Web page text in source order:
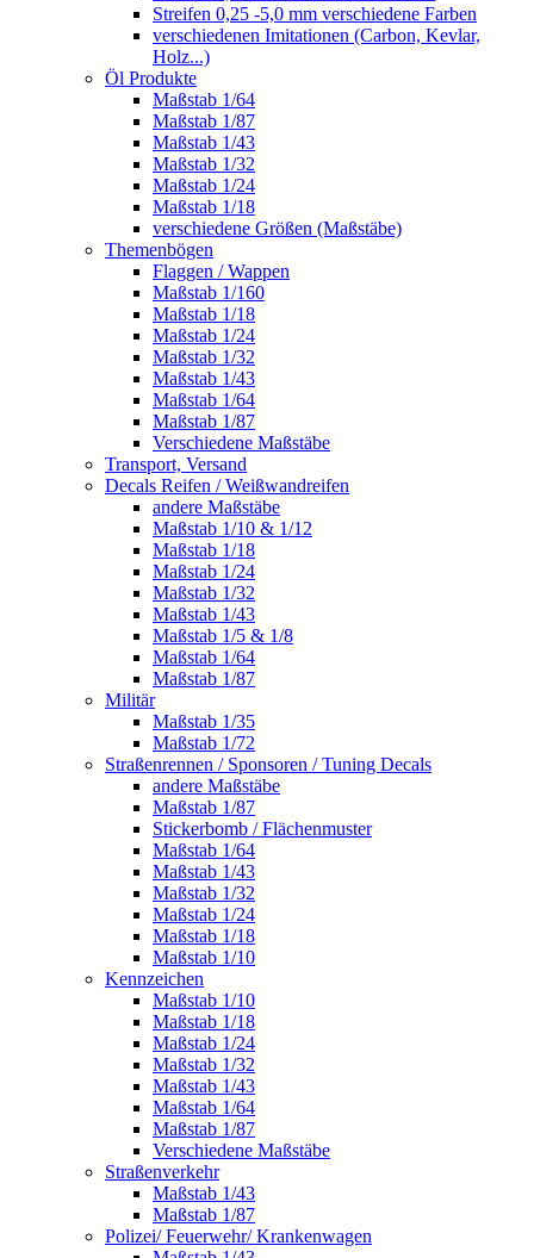
Streifen 0,25 -5,0 mm verschiedene Farben
verschiedenen Imitationen (Carbon, Kevlar,
Holz...)
Öl Produkte
Maßstab 1/64
Maßstab 1/87
Maßstab 1/43
Maßstab 1/32
Maßstab 1/24
Maßstab 1/18
verschiedene Größen (Maßstäbe)
Themenbögen
Flaggen / Wappen
Maßstab 1/160
Maßstab 1/18
Maßstab 1/24
Maßstab 1/32
Maßstab 1/43
Maßstab 1/64
Maßstab 1/87
Verschiedene Maßstäbe
Transport, Versand
Decals Reifen / Weißwandreifen
andere Maßstäbe
Maßstab 1/10 & 1/12
Maßstab 1/18
Maßstab 1/24
Maßstab 1/32
Maßstab 1/43
Maßstab 1/5 & 1/8
Maßstab 1/64
Maßstab 1/87
Militär
Maßstab 1/35
Maßstab 1/72
Straßenrennen / Sponsoren / Tuning Decals
andere Maßstäbe
Maßstab 1/87
Stickerbomb / Flächenmuster
Maßstab 1/64
Maßstab 1/43
Maßstab 1/32
Maßstab 1/24
Maßstab 1/18
Maßstab 1/10
Kennzeichen
Maßstab 1/10
Maßstab 1/18
Maßstab 1/24
Maßstab 1/32
Maßstab 1/43
Maßstab 1/64
Maßstab 1/87
Verschiedene Maßstäbe
Straßenverkehr
Maßstab 1/43
Maßstab 1/87
Polizei/ Feuerwehr/ Krankenwagen